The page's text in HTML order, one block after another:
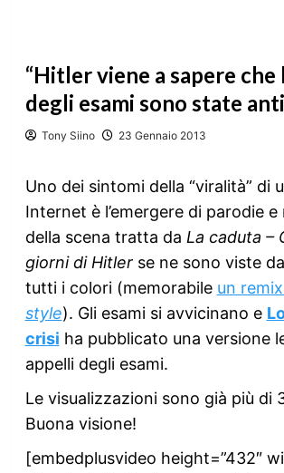
“Hitler viene a sapere che
degli esami sono state
Tony Siino 23 Gennaio 2013
Uno dei sintomi della “viralità” di
Internet è l’emergere di parodie e
della scena tratta da La caduta –
giorni di Hitlerse ne sono viste
tutti i colori (memorabile un
style). Gli esami si avvicinano e
crisi ha pubblicato una versione
appelli degli esami.
Le visualizzazioni sono già più di
Buona visione!
[embedplusvideo height=”432″